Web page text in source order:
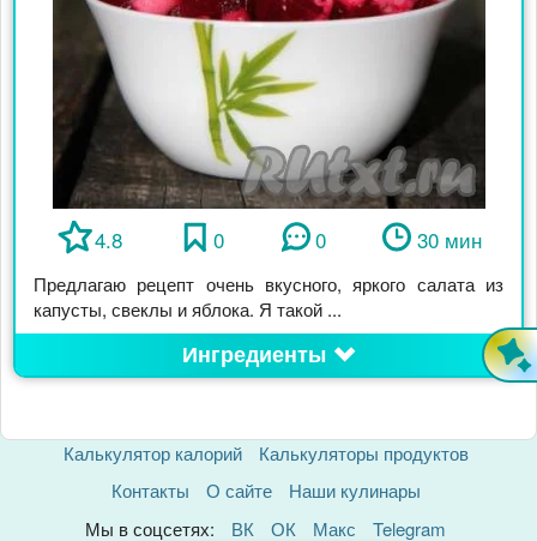
4.8 0 0 30 мин
Предлагаю рецепт очень вкусного, яркого салата из
капусты, свеклы и яблока. Я такой ...
Ингредиенты
Калькулятор калорий
Калькуляторы продуктов
Контакты
О сайте
Наши кулинары
Мы в соцсетях:
ВК ОК Макс Telegram